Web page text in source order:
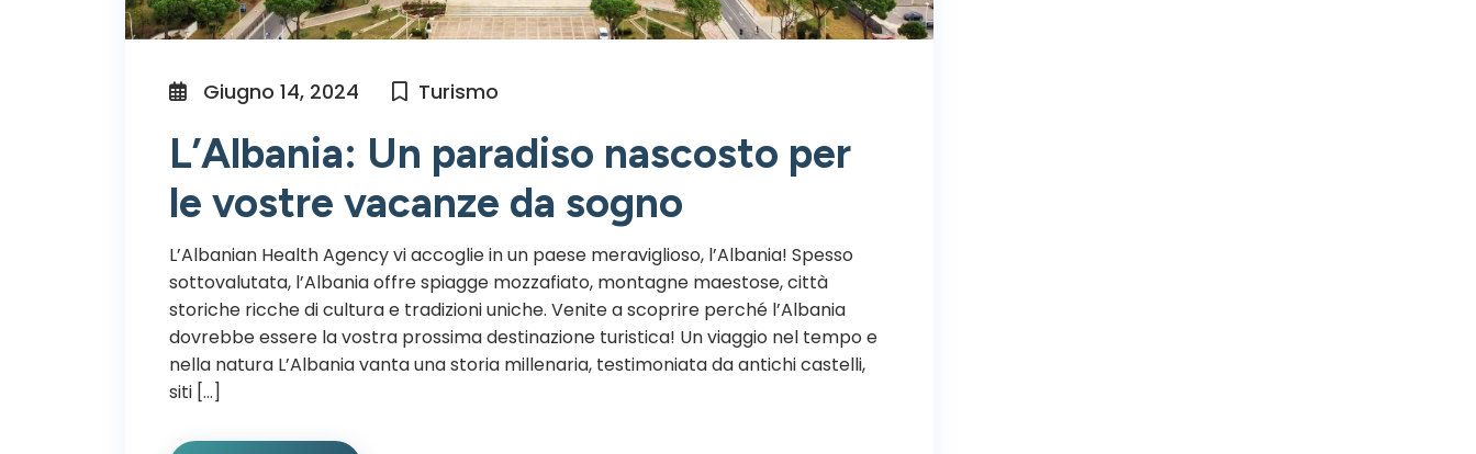
Giugno 14, 2024 Turismo
L’Albania: Un paradiso nascosto per
le vostre vacanze da sogno
L’Albanian Health Agency vi accoglie in un paese meraviglioso, l’Albania! Spesso
sottovalutata, l’Albania offre spiagge mozzafiato, montagne maestose, città
storiche ricche di cultura e tradizioni uniche. Venite a scoprire perché l’Albania
dovrebbe essere la vostra prossima destinazione turistica! Un viaggio nel tempo e
nella natura L’Albania vanta una storia millenaria, testimoniata da antichi castelli,
siti […]